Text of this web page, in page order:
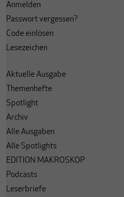
Anmelden
Passwort vergessen?
Code einlösen
Lesezeichen
Aktuelle Ausgabe
Themenhefte
Spotlight
Archiv
Alle Ausgaben
Alle Spotlights
EDITION MAKROSKOP
Podcasts
Leserbriefe